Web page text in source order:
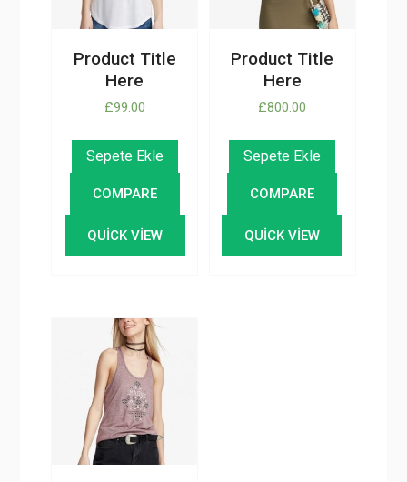
Product Title
Here
£99.00
Sepete Ekle
COMPARE
QUICK VIEW
Product Title
Here
£800.00
Sepete Ekle
COMPARE
QUICK VIEW